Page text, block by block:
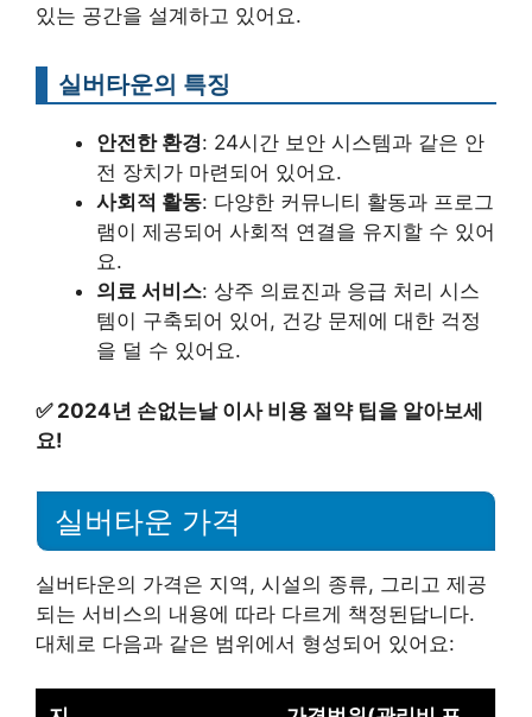
있는 공간을 설계하고 있어요.
실버타운의 특징
안전한 환경: 24시간 보안 시스템과 같은 안
전 장치가 마련되어 있어요.
사회적 활동: 다양한 커뮤니티 활동과 프로그
램이 제공되어 사회적 연결을 유지할 수 있어
요.
의료 서비스: 상주 의료진과 응급 처리 시스
템이 구축되어 있어, 건강 문제에 대한 걱정
을 덜 수 있어요.
✅ 2024년 손없는날 이사 비용 절약 팁을 알아보세
요!
실버타운 가격
실버타운의 가격은 지역, 시설의 종류, 그리고 제공
되는 서비스의 내용에 따라 다르게 책정된답니다.
대체로 다음과 같은 범위에서 형성되어 있어요: